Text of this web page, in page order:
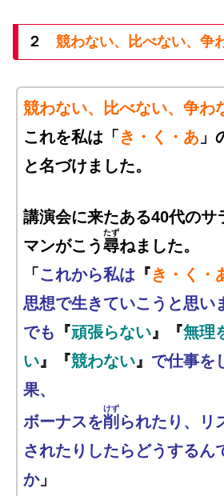
２ 競わない、比べない、争
競わない、比べない、争わ
これを私は「き・く・あ 」
と名づけました。
講演会に来たある40代のサ
マンがこう尋
たず
ねました。
「これから私は 『き・く・
思想で生きていこうと思い
でも 『頑張らない』『無理
い』『競わない』 で仕事を
果、
ボーナスを削
けず
られたり、リ
されたりしたらどうするん
か」